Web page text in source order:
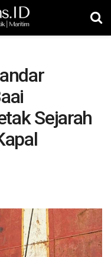
Sejarah